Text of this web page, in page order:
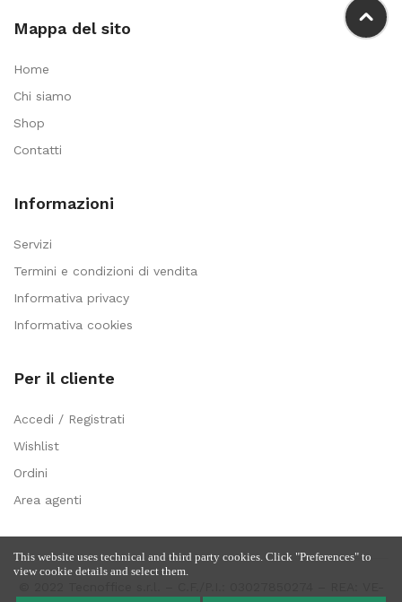
Mappa del sito
Home
Chi siamo
Shop
Contatti
Informazioni
Servizi
Termini e condizioni di vendita
Informativa privacy
Informativa cookies
Per il cliente
Accedi / Registrati
Wishlist
Ordini
Area agenti
This website uses technical and third party cookies. Click "Preferences" to
view cookie details and select them.